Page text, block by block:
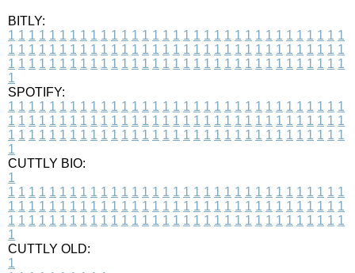
BITLY:
1 1 1 1 1 1 1 1 1 1 1 1 1 1 1 1 1 1 1 1 1 1 1 1 1 1 1 1 1 1 1 1 1
1 1 1 1 1 1 1 1 1 1 1 1 1 1 1 1 1 1 1 1 1 1 1 1 1 1 1 1 1 1 1 1 1
1 1 1 1 1 1 1 1 1 1 1 1 1 1 1 1 1 1 1 1 1 1 1 1 1 1 1 1 1 1 1 1 1
1
SPOTIFY:
1 1 1 1 1 1 1 1 1 1 1 1 1 1 1 1 1 1 1 1 1 1 1 1 1 1 1 1 1 1 1 1 1
1 1 1 1 1 1 1 1 1 1 1 1 1 1 1 1 1 1 1 1 1 1 1 1 1 1 1 1 1 1 1 1 1
1 1 1 1 1 1 1 1 1 1 1 1 1 1 1 1 1 1 1 1 1 1 1 1 1 1 1 1 1 1 1 1 1
1
CUTTLY BIO:
1
1 1 1 1 1 1 1 1 1 1 1 1 1 1 1 1 1 1 1 1 1 1 1 1 1 1 1 1 1 1 1 1 1
1 1 1 1 1 1 1 1 1 1 1 1 1 1 1 1 1 1 1 1 1 1 1 1 1 1 1 1 1 1 1 1 1
1 1 1 1 1 1 1 1 1 1 1 1 1 1 1 1 1 1 1 1 1 1 1 1 1 1 1 1 1 1 1 1 1
1
CUTTLY OLD:
1